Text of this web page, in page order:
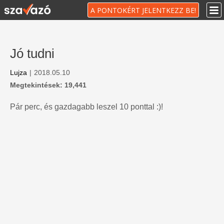
A PONTOKÉRT JELENTKEZZ BE!
Jó tudni
Lujza | 2018.05.10
Megtekintések: 19,441
Pár perc, és gazdagabb leszel 10 ponttal :)!